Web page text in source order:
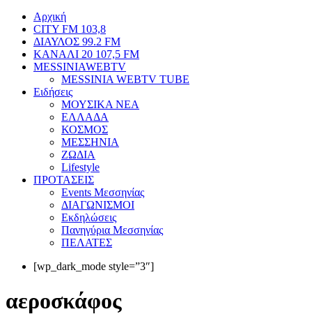
Αρχική
CITY FM 103,8
ΔΙΑΥΛΟΣ 99.2 FM
ΚΑΝΑΛΙ 20 107,5 FM
MESSINIAWEBTV
MESSINIA WEBTV TUBE
Eιδήσεις
ΜΟΥΣΙΚΑ ΝΕΑ
ΕΛΛΑΔΑ
ΚΟΣΜΟΣ
ΜΕΣΣΗΝΙΑ
ΖΩΔΙΑ
Lifestyle
ΠΡΟΤΑΣΕΙΣ
Events Μεσσηνίας
ΔΙΑΓΩΝΙΣΜΟΙ
Εκδηλώσεις
Πανηγύρια Μεσσηνίας
ΠΕΛΑΤΕΣ
[wp_dark_mode style=”3″]
αεροσκάφος